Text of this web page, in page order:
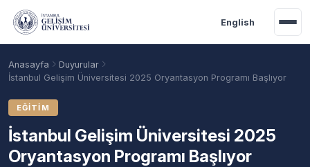
Ana içeriğe geç
English
Anasayfa
Duyurular
İstanbul Gelişim Üniversitesi 2025 Oryantasyon Programı Başlıyor
EĞITIM
İstanbul Gelişim Üniversitesi 2025
Oryantasyon Programı Başlıyor